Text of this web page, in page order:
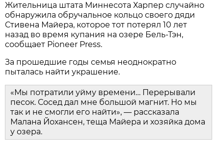
Жительница штата Миннесота Харпер случайно
обнаружила обручальное кольцо своего дяди
Стивена Майера, которое тот потерял 10 лет
назад во время купания на озере Бель-Тэн,
сообщает Pioneer Press.
За прошедшие годы семья неоднократно
пыталась найти украшение.
«Мы потратили уйму времени… Перерывали
песок. Сосед дал мне большой магнит. Но мы
так и не смогли его найти», — рассказала
Малана Йохансен, теща Майера и хозяйка дома
у озера.